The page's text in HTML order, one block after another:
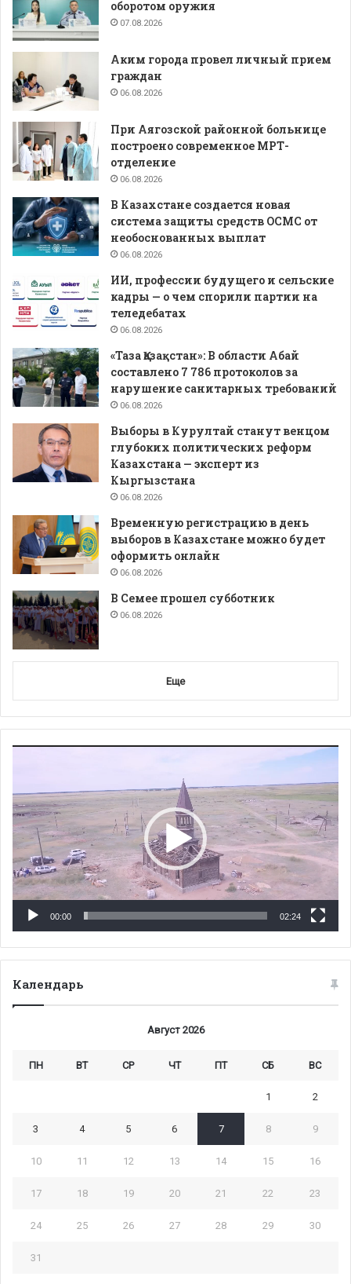
оборотом оружия
07.08.2026
Аким города провел личный прием
граждан
06.08.2026
При Аягозской районной больнице
построено современное МРТ-
отделение
06.08.2026
В Казахстане создается новая
система защиты средств ОСМС от
необоснованных выплат
06.08.2026
ИИ, профессии будущего и сельские
кадры — о чем спорили партии на
теледебатах
06.08.2026
«Таза Қазақстан»: В области Абай
составлено 7 786 протоколов за
нарушение санитарных требований
06.08.2026
Выборы в Курултай станут венцом
глубоких политических реформ
Казахстана — эксперт из
Кыргызстана
06.08.2026
Временную регистрацию в день
выборов в Казахстане можно будет
оформить онлайн
06.08.2026
В Семее прошел субботник
06.08.2026
Еще
00:00 02:24
Календарь
Август 2026
ПН ВТ СР ЧТ ПТ СБ ВС
1 2
3 4 5 6 7 8 9
10 11 12 13 14 15 16
17 18 19 20 21 22 23
24 25 26 27 28 29 30
31